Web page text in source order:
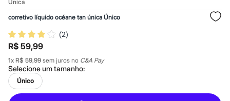
3 itens de beleza por R$129
Até 20% off
Até 40% off
Até 60% off
A partir de 60% off
Feminino
Em alta
Inverno
Alfaiataria
Novidades
Roupas
Única
corretivo líquido océane tan única Único
(2)
R$ 59,99
1x R$ 59,99 sem juros no C&A Pay
Selecione umtamanho:
Único